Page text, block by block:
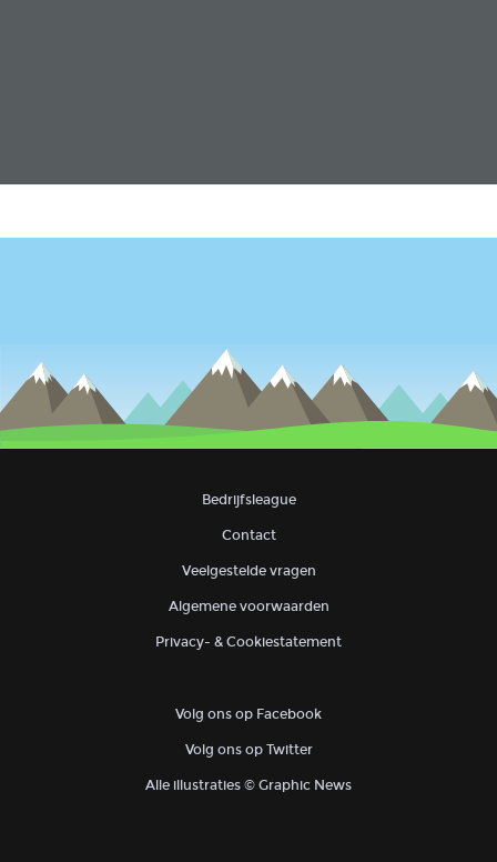
Bedrijfsleague
Contact
Veelgestelde vragen
Algemene voorwaarden
Privacy- & Cookiestatement
Volg ons op Facebook
Volg ons op Twitter
Alle illustraties © Graphic News